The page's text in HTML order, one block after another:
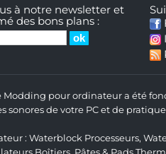
à notre newsletter et
des bons plans :
pour ordinateur a été
de votre PC et de
: Waterblock Processeurs,